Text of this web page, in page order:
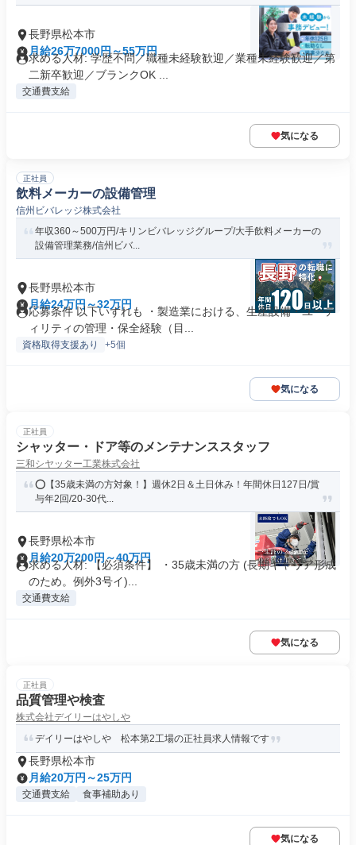
長野県松本市
月給26万7000円～55万円
求める人材: 学歴不問／職種未経験歓迎／業種未経験歓迎／第
二新卒歓迎／ブランクOK ...
交通費支給
気になる
正社員
飲料メーカーの設備管理
信州ビバレッジ株式会社
年収360～500万円/キリンビバレッジグループ/大手飲料メーカーの
設備管理業務/信州ビバ...
長野県松本市
月給24万円～32万円
応募条件 以下いずれも ・製造業における、生産設備・ユーテ
ィリティの管理・保全経験（目...
資格取得支援あり +5個
気になる
正社員
シャッター・ドア等のメンテナンススタッフ
三和シヤッター工業株式会社
⭕️【35歳未満の方対象！】週休2日＆土日休み！年間休日127日/賞
与年2回/20-30代...
長野県松本市
月給20万200円～40万円
求める人材: 【必須条件】 ・35歳未満の方 (長期キャリア形成
のため。例外3号イ)...
交通費支給
気になる
正社員
品質管理や検査
株式会社デイリーはやしや
デイリーはやしや 松本第2工場の正社員求人情報です
長野県松本市
月給20万円～25万円
交通費支給 食事補助あり
気になる